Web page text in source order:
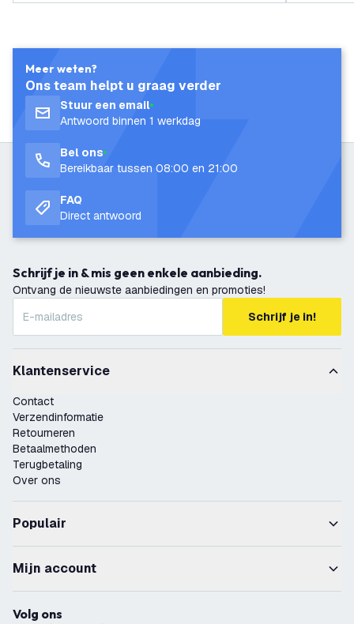
Meer weten?
Ons team helpt u graag verder
Stuur een email
Antwoord binnen 1 werkdag
Bel ons
Bereikbaar tussen 08:00 en 21:00
FAQ
Direct antwoord
Schrijf je in & mis geen enkele aanbieding.
Ontvang de nieuwste aanbiedingen en promoties!
Schrijf je in!
Klantenservice
Contact
Verzendinformatie
Retourneren
Betaalmethoden
Terugbetaling
Over ons
Populair
Mijn account
Volg ons